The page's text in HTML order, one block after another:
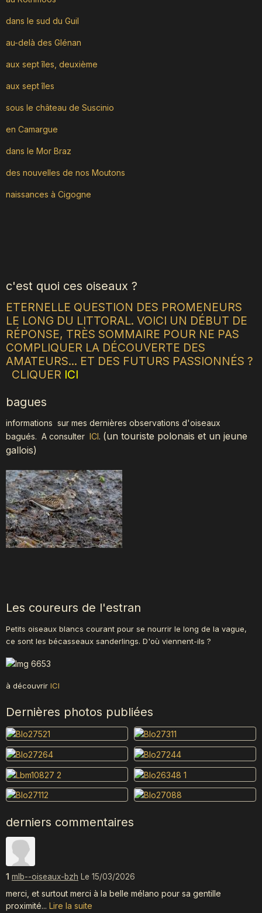
dans le sud du Guil
au-delà des Glénan
aux sept îles, deuxième
aux sept îles
sous le château de Suscinio
en Camargue
dans le Mor Braz
des nouvelles de nos Moutons
naissances à Cigogne
c'est quoi ces oiseaux ?
ETERNELLE QUESTION DES PROMENEURS
LE LONG DU LITTORAL. VOICI UN DÉBUT DE
RÉPONSE, TRÈS SOMMAIRE POUR NE PAS
COMPLIQUER LA DÉCOUVERTE DES
AMATEURS... ET DES FUTURS PASSIONNÉS ?
CLIQUER ICI
bagues
informations sur mes dernières observations d'oiseaux
bagués. A consulter ICI. (un touriste polonais et un jeune
gallois)
Les coureurs de l'estran
Petits oiseaux blancs courant pour se nourrir le long de la vague,
ce sont les bécasseaux sanderlings. D'où viennent-ils ?
à découvrir ICI
Dernières photos publiées
derniers commentaires
1 mlb--oiseaux-bzh Le 15/03/2026
merci, et surtout merci à la belle mélano pour sa gentille
proximité... Lire la suite